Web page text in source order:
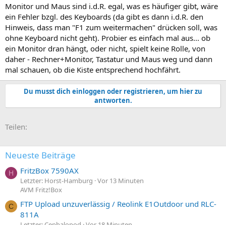
Monitor und Maus sind i.d.R. egal, was es häufiger gibt, wäre
ein Fehler bzgl. des Keyboards (da gibt es dann i.d.R. den
Hinweis, dass man "F1 zum weitermachen" drücken soll, was
ohne Keyboard nicht geht). Probier es einfach mal aus... ob
ein Monitor dran hängt, oder nicht, spielt keine Rolle, von
daher - Rechner+Monitor, Tastatur und Maus weg und dann
mal schauen, ob die Kiste entsprechend hochfährt.
Du musst dich einloggen oder registrieren, um hier zu
antworten.
Teilen:
Neueste Beiträge
H FritzBox 7590AX
Letzter: Horst-Hamburg Vor 13 Minuten
AVM Fritz!Box
C
FTP Upload unzuverlässig / Reolink E1Outdoor und RLC-
811A